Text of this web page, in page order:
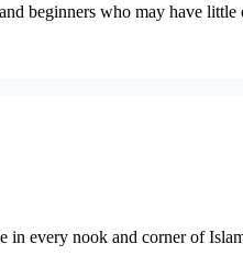
beginners who may have
every nook and corner of